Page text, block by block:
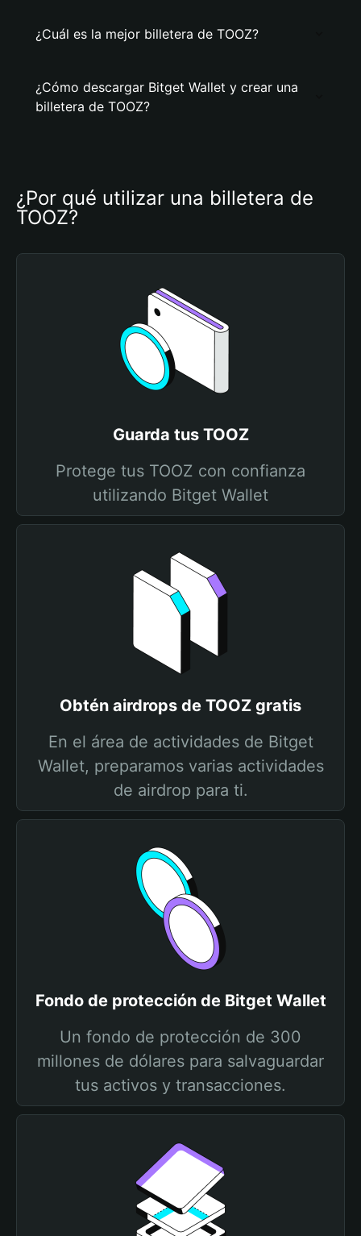
¿Cuál es la mejor billetera de TOOZ?
¿Cómo descargar Bitget Wallet y crear una
billetera de TOOZ?
¿Por qué utilizar una billetera de
TOOZ?
Guarda tus TOOZ
Protege tus TOOZ con confianza
utilizando Bitget Wallet
Obtén airdrops de TOOZ gratis
En el área de actividades de Bitget
Wallet, preparamos varias actividades
de airdrop para ti.
Fondo de protección de Bitget Wallet
Un fondo de protección de 300
millones de dólares para salvaguardar
tus activos y transacciones.